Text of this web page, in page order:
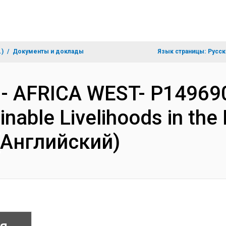
Документы и доклады Язык страницы:
AFRICA WEST-
Livelihoods in the